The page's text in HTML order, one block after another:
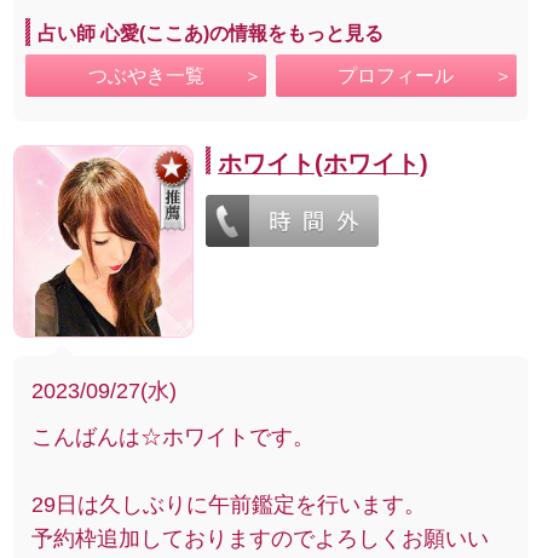
占い師 心愛(ここあ)の情報をもっと見る
つぶやき一覧 プロフィール
ホワイト(ホワイト)
2023/09/27(水)
こんばんは☆ホワイトです。
29日は久しぶりに午前鑑定を行います。
予約枠追加しておりますのでよろしくお願いい